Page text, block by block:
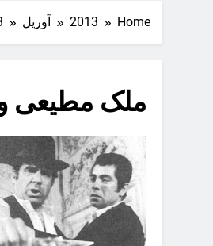
Home
2013 آوریل
ملک مطیعی و